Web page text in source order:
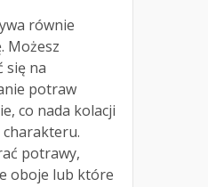
równie
Możesz
się na
potraw
co nada kolacji
potrawy,
oboje lub które